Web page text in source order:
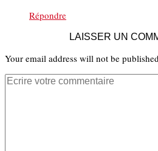
Répondre
LAISSER UN
Your email address will not be